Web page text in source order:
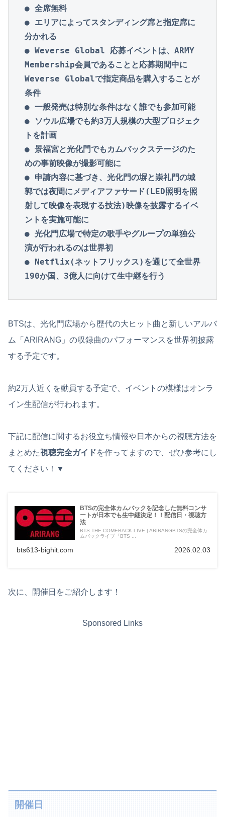
● 全席無料
● エリアによってスタンディング席と指定席に
分かれる
● Weverse Global 応募イベントは、ARMY
Membership会員であることと応募期間中に
Weverse Globalで指定商品を購入することが
条件
● 一般発売は特別な条件はなく誰でも参加可能
● ソウル広場でも約3万人規模の大型プロジェク
トを計画
● 景福宮と光化門でもカムバックステージのた
めの事前映像が撮影可能に
● 申請内容に基づき、光化門の塀と崇礼門の城
郭では夜間にメディアファサード(LED照明を照
射して映像を表現する技法)映像を披露するイベ
ントを実施可能に
● 光化門広場で特定の歌手やグループの単独公
演が行われるのは世界初
● Netflix(ネットフリックス)を通じて全世界
190か国、3億人に向けて生中継を行う
BTSは、光化門広場から歴代の大ヒット曲と新しいアルバ
ム「ARIRANG」の収録曲のパフォーマンスを世界初披露
する予定です。
約2万人近くを動員する予定で、イベントの模様はオンラ
イン生配信が行われます。
下記に配信に関するお役立ち情報や日本からの視聴方法を
まとめた視聴完全ガイドを作ってますので、ぜひ参考にし
てください！▼
BTSの完全体カムバックを記念した無料コンサ
ートが日本でも生中継決定！！配信日・視聴方
法
BTS THE COMEBACK LIVE | ARIRANGBTSの完全体カ
ムバックライブ『BTS ...
bts613-bighit.com 2026.02.03
次に、開催日をご紹介します！
Sponsored Links
開催日